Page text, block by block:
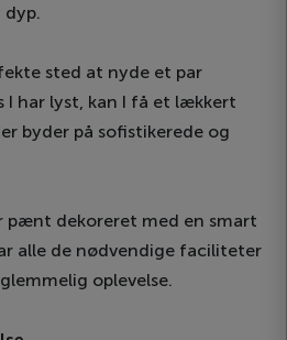
sted at nyde et par
I har lyst, kan I få et lækkert
byder på sofistikerede og
pænt dekoreret med en smart
alle de nødvendige faciliteter
oplevelse.